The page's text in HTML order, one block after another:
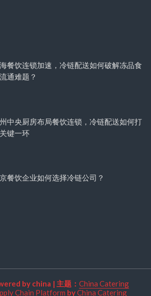
海餐饮连锁加速，冷链配送如何破解冻品食
通难题？
中央厨房布局餐饮连锁，冷链配送如何打
键一环
餐饮企业如何选择冷链公司？
by china | 主题： China Catering
Chain Platform byChina Catering